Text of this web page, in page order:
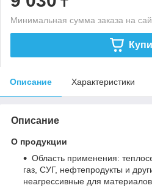
Минимальная сумма заказа на
Описание Характеристики
Описание
О продукции
Область применения:
газ, СУГ, нефтепродукты и
неагрессивные для